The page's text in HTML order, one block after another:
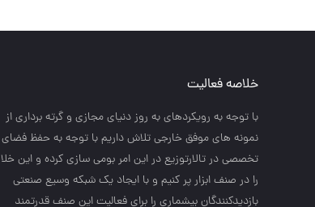
خلاصه فعالیت
با توجه به رويكردهاي به روز دنياي مجازي و گرته برداري از
نمونه هاي موفق خارجي تلاش داريم با توجه به حفظ فضاي
تخصصي در تالارتوزيع در اين امر بومي سازي كرده و اين خلا
را در صنف ابزار پر كنيم و با ايجاد يك شبكه وسيع صنعتي
بازديدكنندگان بيشماري را براي فعاليت اين صنف قدرتمند